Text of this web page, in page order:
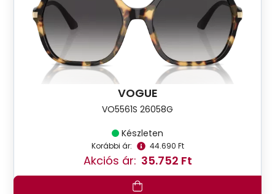
VOGUE
VO5561S 26058G
Készleten
Korábbi ár: 44.690 Ft
Akciós ár: 35.752 Ft